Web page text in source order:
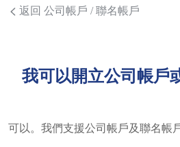
返回 公司帳戶 / 聯名帳戶
我可以開立公司帳戶
可以。我們支援公司帳戶及聯名帳戶